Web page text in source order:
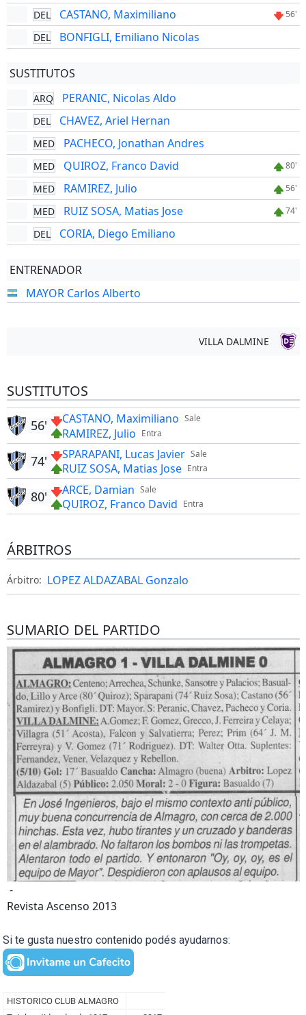
DEL CASTANO, Maximiliano 56'
DEL BONFIGLI, Emiliano Nicolas
SUSTITUTOS
ARQ PERANIC, Nicolas Aldo
DEL CHAVEZ, Ariel Hernan
MED PACHECO, Jonathan Andres
MED QUIROZ, Franco David 80'
MED RAMIREZ, Julio 56'
MED RUIZ SOSA, Matias Jose 74'
DEL CORIA, Diego Emiliano
ENTRENADOR
MAYOR Carlos Alberto
VILLA DALMINE
SUSTITUTOS
Sale
CASTANO, Maximiliano
Entra
RAMIREZ, Julio
56'
Sale
SPARAPANI, Lucas Javier
Entra
RUIZ SOSA, Matias Jose
74'
Sale
ARCE, Damian
Entra
QUIROZ, Franco David
80'
ÁRBITROS
Árbitro: LOPEZ ALDAZABAL Gonzalo
SUMARIO DEL PARTIDO
-
Revista Ascenso 2013
Si te gusta nuestro contenido podés ayudarnos: